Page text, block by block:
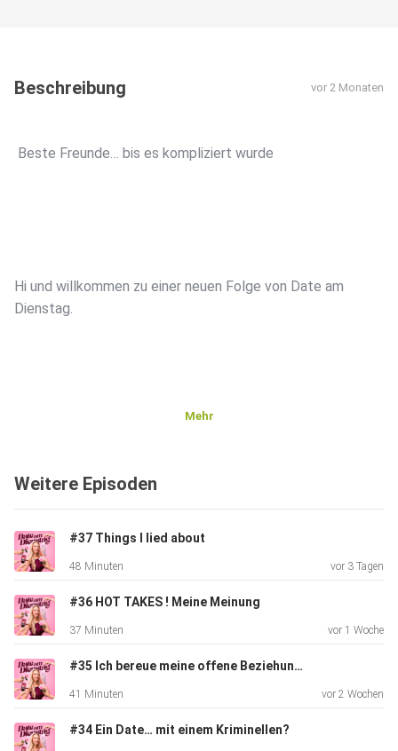
Beschreibung vor 2 Monaten
️ Beste Freunde… bis es kompliziert wurde
Hi und willkommen zu einer neuen Folge von Date am
Dienstag.
Denn wir sprechen über Freundschaften, die sich verändern.
Über
Nähe, die zu viel wird. Und über Momente, in denen aus „wir
gegen
den Rest der Welt“ plötzlich ein „wir funktionieren nicht
wird.
Mehr
Weitere Episoden
#37 Things I lied about
48 Minuten vor 3 Tagen
#36 HOT TAKES ! Meine Meinung
37 Minuten vor 1 Woche
#35 Ich bereue meine offene Beziehung...
41 Minuten vor 2 Wochen
#34 Ein Date… mit einem Kriminellen?